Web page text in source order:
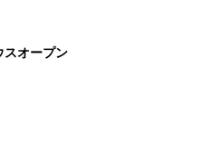
スオープン